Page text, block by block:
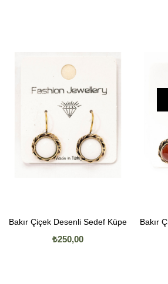
Bakır Çiçek Desenli Sedef Küpe
₺250,00
Bakır